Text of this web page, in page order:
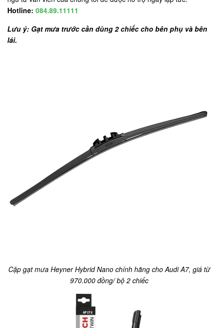
Hotline: 084.89.11111
Lưu ý: Gạt mưa trước cần dùng 2 chiếc cho bên phụ và bên
lái.
Cặp gạt mưa Heyner Hybrid Nano chính hãng cho Audi A7, giá từ
970.000 đồng/ bộ 2 chiếc